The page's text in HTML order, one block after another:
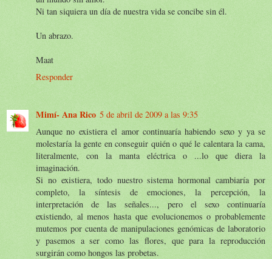
Ni tan siquiera un día de nuestra vida se concibe sin él.
Un abrazo.
Maat
Responder
Mimí- Ana Rico 5 de abril de 2009 a las 9:35
Aunque no existiera el amor continuaría habiendo sexo y ya se
molestaría la gente en conseguir quién o qué le calentara la cama,
literalmente, con la manta eléctrica o ...lo que diera la
imaginación.
Si no existiera, todo nuestro sistema hormonal cambiaría por
completo, la síntesis de emociones, la percepción, la
interpretación de las señales..., pero el sexo continuaría
existiendo, al menos hasta que evolucionemos o probablemente
mutemos por cuenta de manipulaciones genómicas de laboratorio
y pasemos a ser como las flores, que para la reproducción
surgirán como hongos las probetas.